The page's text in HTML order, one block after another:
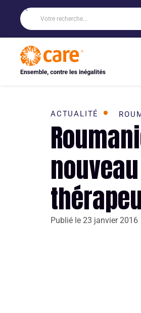
ACTUALITÉ
Publié le 23 janvier 2016